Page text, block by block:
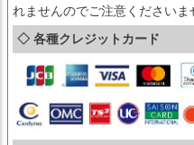
れませんのでご注意くださいま
◇ 各種クレジットカード